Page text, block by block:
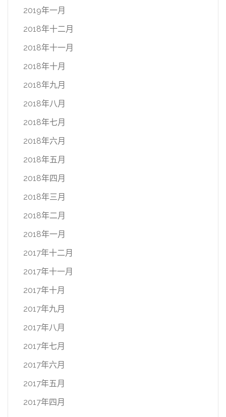
2019年一月
2018年十二月
2018年十一月
2018年十月
2018年九月
2018年八月
2018年七月
2018年六月
2018年五月
2018年四月
2018年三月
2018年二月
2018年一月
2017年十二月
2017年十一月
2017年十月
2017年九月
2017年八月
2017年七月
2017年六月
2017年五月
2017年四月